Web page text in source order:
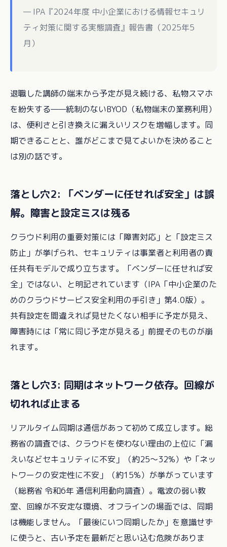
— IPA『2024年度 中小企業における情報セキュリ
ティ対策に関する実態調査』報告書（2025年5
月）
退職した講師の端末から予定が見え続ける、私物スマホ
を紛失する——統制のないBYOD（私物端末の業務利用）
は、便利さと引き換えに漏えいリスクを増幅します。同
期できることと、誰がどこまで見てよいかを決めること
は別の話です。
落とし穴2: 「ベンダーに任せれば安全」は誤
解。障害と設定ミスは残る
クラウド利用の重要対策には「障害対応」と「設定ミス
防止」が挙げられ、セキュリティは事業者と利用者の責
任共有モデルで成り立ちます。「ベンダーに任せれば安
全」ではない、と明記されています（IPA「中小企業のた
めのクラウドサービス安全利用の手引き」第4.0版）。
共有設定を間違えれば見せたくない相手に予定が見え、
障害時には「常に同じ予定が見える」前提そのものが崩
れます。
落とし穴3: 同期はネットワーク依存。回線が
切れれば止まる
リアルタイム同期は通信があって初めて成立します。総
務省の調査では、クラウドを使わない理由の上位に「漏
えいなどセキュリティに不安」（約25〜32%）や「ネッ
トワークの安定性に不安」（約15%）が挙がっています
（総務省 令和6年 通信利用動向調査）。電波の弱い教
室、回線が不安定な環境、オフラインの場面では、同期
は機能しません。「最後にいつ同期したか」を意識せず
に使うと、古い予定を最新だと思い込む危険がありま